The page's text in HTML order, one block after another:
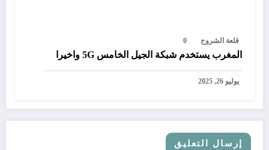
قلعة الشروح 0
المغرب يستخدم شبكة الجيل الخامس 5G واخيرا
يوليو 26, 2025
إرسال التعليق